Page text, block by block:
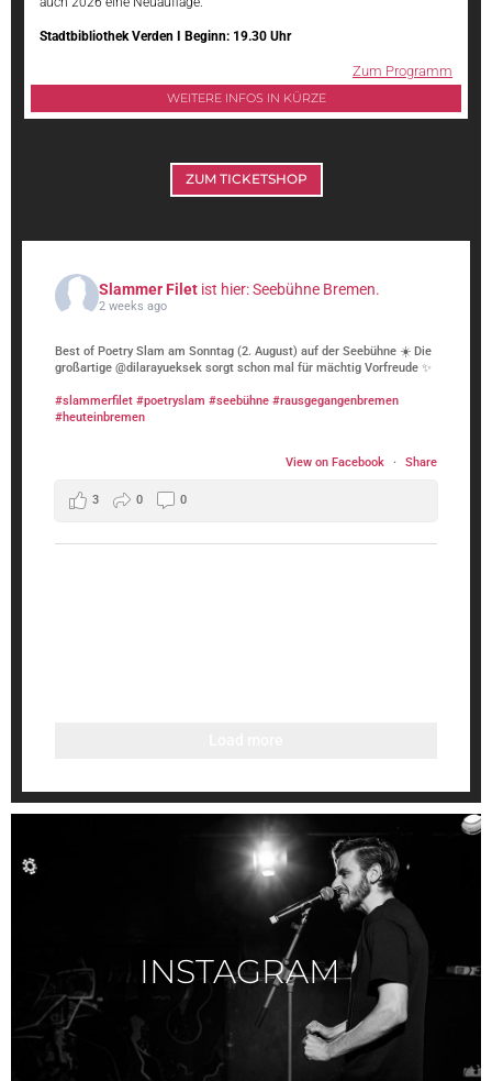
Stadtbibliothek Verden I Beginn: 19.30 Uhr
Zum Programm
WEITERE INFOS IN KÜRZE
ZUM TICKETSHOP
Slammer Filet ist hier: Seebühne Bremen.
2 weeks ago
Best of Poetry Slam am Sonntag (2. August) auf der Seebühne ☀️ Die
großartige @dilarayueksek sorgt schon mal für mächtig Vorfreude ✨️
#slammerfilet #poetryslam #seebühne #rausgegangenbremen
#heuteinbremen
View on Facebook · Share
3 0 0
INSTAGRAM